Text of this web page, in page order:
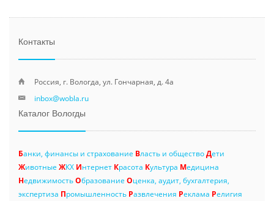
Контакты
Россия, г. Вологда, ул. Гончарная, д. 4а
inbox@wobla.ru
Каталог Вологды
Банки, финансы и страхование Власть и обществоДети
Животные ЖКХ Интернет Красота Культура Медицина
НедвижимостьОбразование Оценка, аудит, бухгалтерия,
экспертиза Промышленность Развлечения Реклама Религия